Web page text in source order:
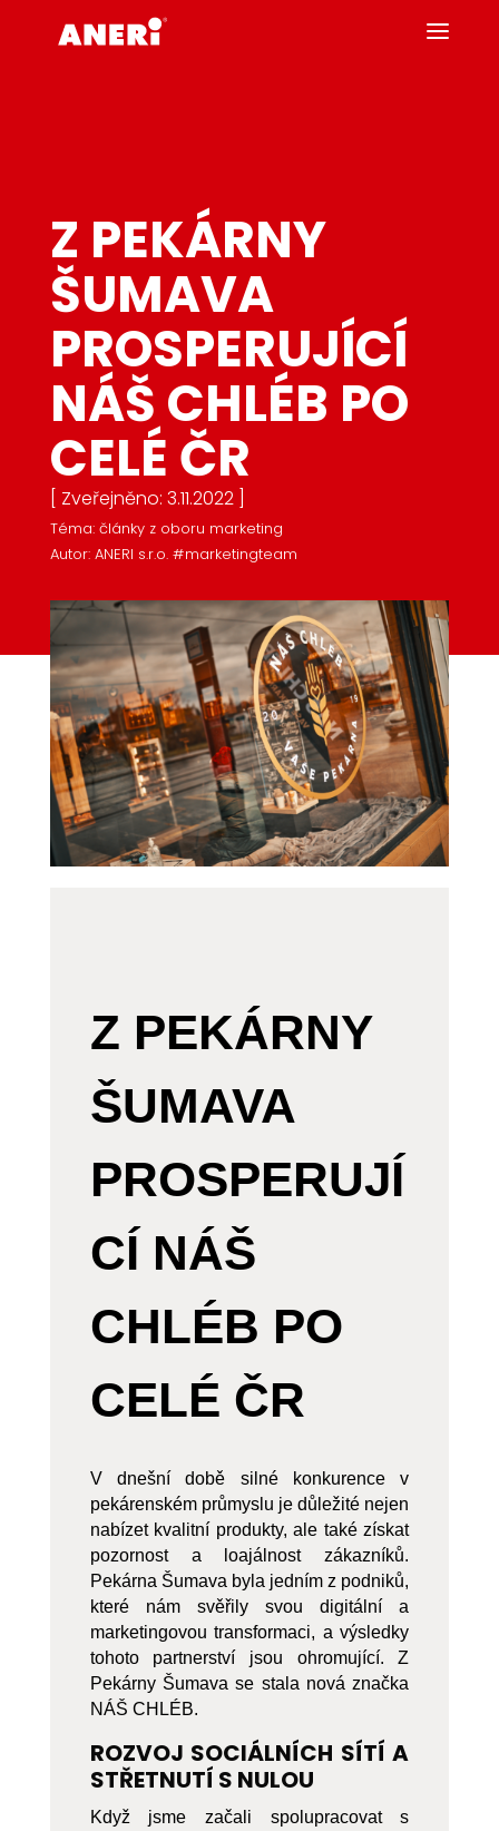
Z PEKÁRNY
ŠUMAVA
PROSPERUJÍCÍ
NÁŠ CHLÉB PO
CELÉ ČR
[ Zveřejněno: 3.11.2022 ]
Téma: články z oboru marketing
Autor: ANERI s.r.o. #marketingteam
Z PEKÁRNY
ŠUMAVA
PROSPERUJÍ
CÍ NÁŠ
CHLÉB PO
CELÉ ČR
V dnešní době silné konkurence v
pekárenském průmyslu je důležité nejen
nabízet kvalitní produkty, ale také získat
pozornost a loajálnost zákazníků.
Pekárna Šumava byla jedním z podniků,
které nám svěřily svou digitální a
marketingovou transformaci, a výsledky
tohoto partnerství jsou ohromující. Z
Pekárny Šumava se stala nová značka
NÁŠ CHLÉB.
ROZVOJ SOCIÁLNÍCH SÍTÍ A
STŘETNUTÍ S NULOU
Když jsme začali spolupracovat s